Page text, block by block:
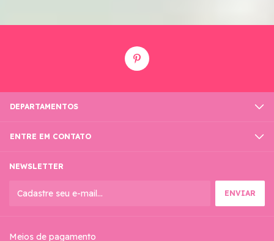
DEPARTAMENTOS
ENTRE EM CONTATO
NEWSLETTER
Meios de pagamento